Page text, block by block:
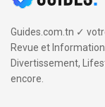
Guides.com.tn ✓
Revue et
Divertissement,
encore.